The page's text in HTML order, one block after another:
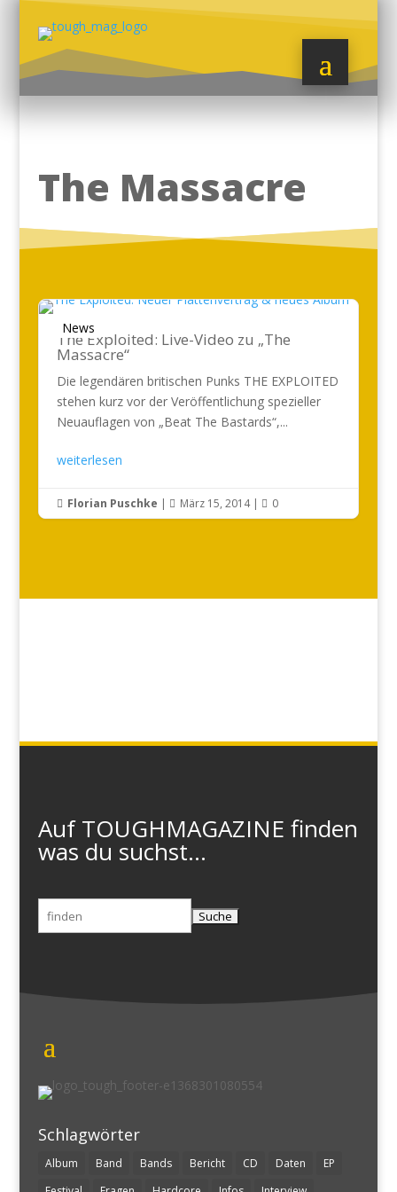
The Massacre
News
The Exploited: Live-Video zu „The
Massacre“
Die legendären britischen Punks THE EXPLOITED
stehen kurz vor der Veröffentlichung spezieller
Neuauflagen von „Beat The Bastards“,...
weiterlesen
 Florian Puschke |  März 15, 2014|  0
Auf TOUGHMAGAZINE finden
was du suchst...
Suchen
nach:
Schlagwörter
Album Band Bands Bericht CD Daten
EP